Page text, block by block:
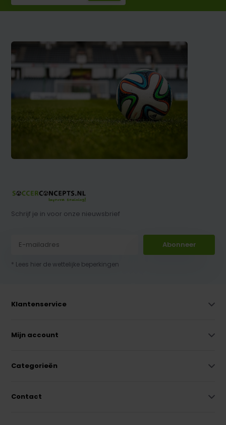
Schrijf je in voor onze nieuwsbrief
Abonneer
* Lees hier de wettelijke beperkingen
Klantenservice
Mijn account
Categorieën
Contact